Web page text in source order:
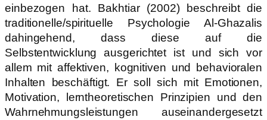
einbezogen hat. Bakhtiar (2002) beschreibt die
traditionelle/spirituelle Psychologie Al-Ghazalis
dahingehend, dass diese auf die
Selbstentwicklung ausgerichtet ist und sich vor
allem mit affektiven, kognitiven und behavioralen
Inhalten beschäftigt. Er soll sich mit Emotionen,
Motivation, lerntheoretischen Prinzipien und den
Wahrnehmungsleistungen auseinandergesetzt